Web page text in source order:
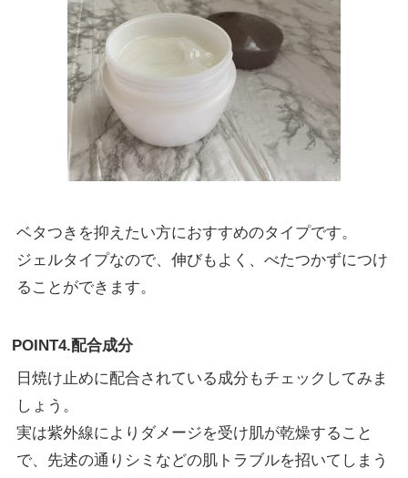
ベタつきを抑えたい方におすすめのタイプです。
ジェルタイプなので、伸びもよく、べたつかずにつけ
ることができます。
POINT4.配合成分
日焼け止めに配合されている成分もチェックしてみま
しょう。
実は紫外線によりダメージを受け肌が乾燥すること
で、先述の通りシミなどの肌トラブルを招いてしまう